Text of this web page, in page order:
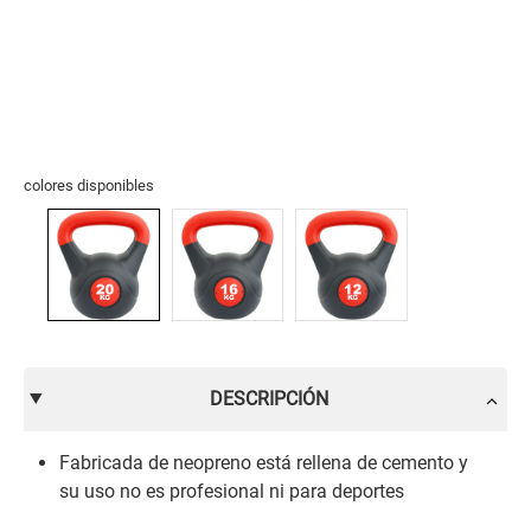
colores disponibles
DESCRIPCIÓN
Fabricada de neopreno está rellena de cemento y
su uso no es profesional ni para deportes